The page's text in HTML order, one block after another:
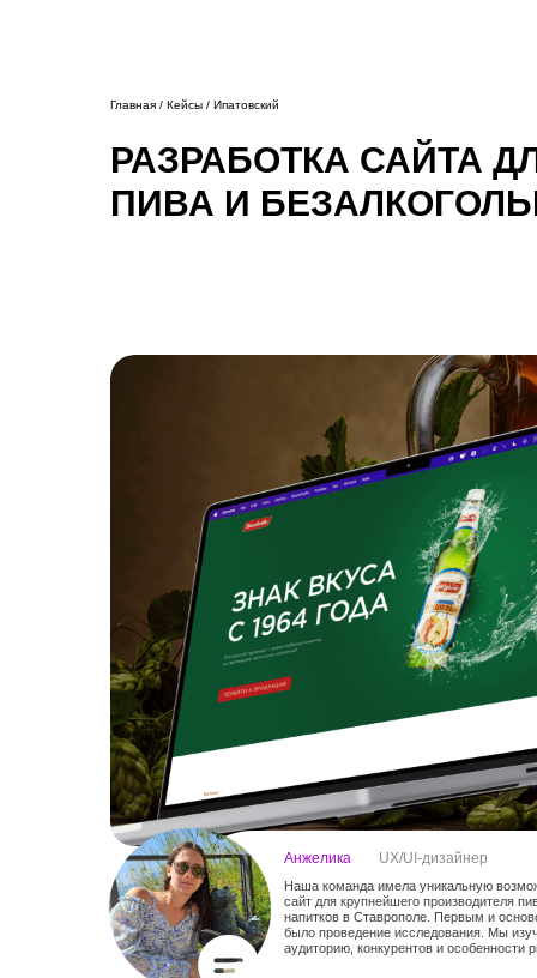
Главная / Кейсы / Ипатовский
РАЗРАБОТКА САЙТА
ПИВА И
Анжелика
Наша команда имела уникальную
сайт для крупнейшего производителя
напитков в Ставрополе. Первым и
было проведение исследования. Мы
аудиторию, конкурентов и особенности
UX/UI-дизайнер